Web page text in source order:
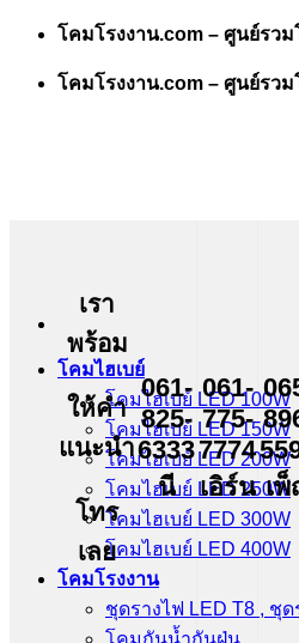
Skip
content
โคมโรงงาน.com – ศูนย์รว
โคมโรงงาน.com – ศูนย์รว
โคมไฮเบย์
โคมไฮเบย์ LED 100W
โคมไฮเบย์ LED 150W
โคมไฮเบย์ LED 200W
โคมไฮเบย์ LED 250W
โคมไฮเบย์ LED 300W
โคมไฮเบย์ LED 400W
โคมโรงงาน
ชุดรางไฟ LED T8 , ชุด
โคมกันน้ำกันฝุ่น
เรา
พร้อม
ให้คำ
แนะนำ
โทร
เลย
061-
825-
6333
นี
061-
775-
7774
เอิร์น เ